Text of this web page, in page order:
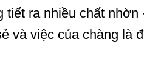
tiết ra nhiều chất
và việc của chàng là